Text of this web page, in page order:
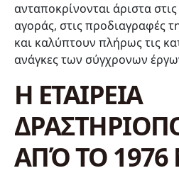
ανταποκρίνονται άριστα
αγοράς, στις προδιαγραφές
και καλύπτουν πλήρως τις
ανάγκες των σύγχρονων
Η ΕΤΑΙΡΕΙΑ
ΑΠΌ ΤΟ 1976